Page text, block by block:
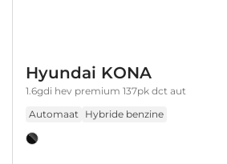
Hyundai KONA
1.6gdi hev premium 137pk dct aut
Automaat
Hybride benzine